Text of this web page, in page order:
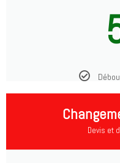
Devis et